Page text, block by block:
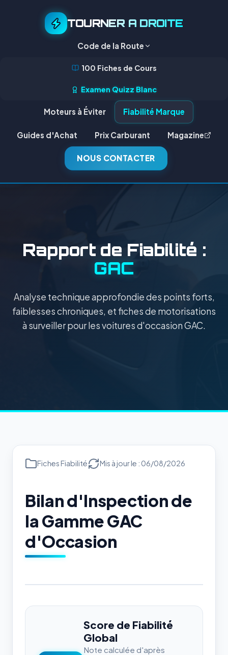
TOURNER A DROITE
Code de la Route
100 Fiches de Cours
Examen Quizz Blanc
Moteurs à Éviter Fiabilité Marque
Guides d'Achat Prix Carburant Magazine
NOUS CONTACTER
Rapport de Fiabilité :
GAC
Analyse technique approfondie des points forts,
faiblesses chroniques, et fiches de motorisations
à surveiller pour les voitures d'occasion GAC.
Fiches Fiabilité Mis à jour le : 06/08/2026
Bilan d'Inspection de
la Gamme GAC
d'Occasion
Score de Fiabilité
Global
Note calculée d'après